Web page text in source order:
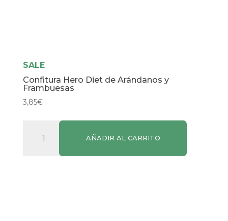
SALE
Confitura Hero Diet de Arándanos y
Frambuesas
3,85€
Confitura
AÑADIR AL CARRITO